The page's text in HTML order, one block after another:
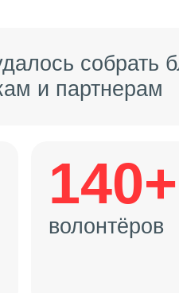
собрать
и партнерам
140+
волонтёров